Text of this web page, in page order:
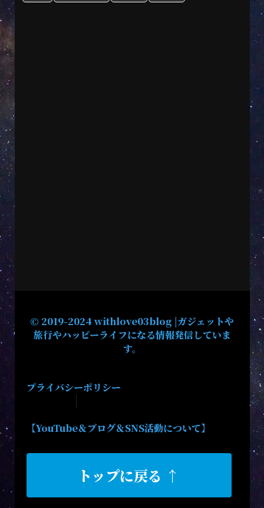
© 2019-2024 withlove03blog |ガジェットや
旅行やハッピーライフになる情報発信していま
す。
プライバシーポリシー
【YouTube＆ブログ＆SNS活動について】
トップに戻る ↑